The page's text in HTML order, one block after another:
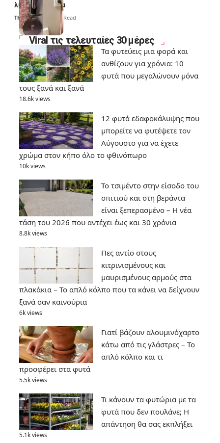
λύσουν τα χέρια
Thali Ombre 6 Min Read
Viral τις τελευταίες 30 μέρες
Τα φυτεύεις μια φορά και
ανθίζουν για χρόνια: 10
φυτά που μεγαλώνουν μόνα
τους ξανά και ξανά
18.6k views
12 φυτά εδαφοκάλυψης που
μπορείτε να φυτέψετε τον
Αύγουστο για να έχετε
χρώμα στον κήπο όλο το φθινόπωρο
10k views
Το τσιμέντο στην είσοδο του
σπιτιού και στη βεράντα
είναι ξεπερασμένο – Η νέα
τάση του 2026 που αντέχει έως και 30 χρόνια
8.8k views
Πες αντίο στους
κιτρινισμένους και
μαυρισμένους αρμούς στα
πλακάκια – Το απλό κόλπο που τα κάνει να δείχνουν
ξανά σαν καινούρια
6k views
Γιατί βάζουν αλουμινόχαρτο
κάτω από τις γλάστρες – Το
απλό κόλπο και τι
προσφέρει στα φυτά
5.5k views
Τι κάνουν τα φυτώρια με τα
φυτά που δεν πουλάνε; Η
απάντηση θα σας εκπλήξει
5.1k views